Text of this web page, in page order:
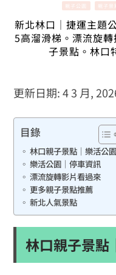
親子公園 親子景
新北林口｜捷運主題
5高溜滑梯。漂流旋
子景點。林口
更新日期: 4 3 月,
目錄
林口親子景點｜樂活公園
樂活公園｜停車資訊
漂流旋轉影片看過來
更多親子景點推薦
新北人氣景點
林口親子景點